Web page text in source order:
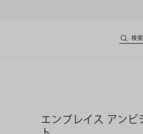
新規ア
検索
エンブレイス アンビ